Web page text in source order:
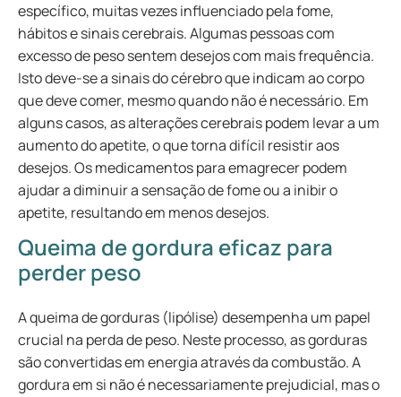
específico, muitas vezes influenciado pela fome,
hábitos e sinais cerebrais. Algumas pessoas com
excesso de peso sentem desejos com mais frequência.
Isto deve-se a sinais do cérebro que indicam ao corpo
que deve comer, mesmo quando não é necessário. Em
alguns casos, as alterações cerebrais podem levar a um
aumento do apetite, o que torna difícil resistir aos
desejos. Os medicamentos para emagrecer podem
ajudar a diminuir a sensação de fome ou a inibir o
apetite, resultando em menos desejos.
Queima de gordura eficaz para
perder peso
A queima de gorduras (lipólise) desempenha um papel
crucial na perda de peso. Neste processo, as gorduras
são convertidas em energia através da combustão. A
gordura em si não é necessariamente prejudicial, mas o